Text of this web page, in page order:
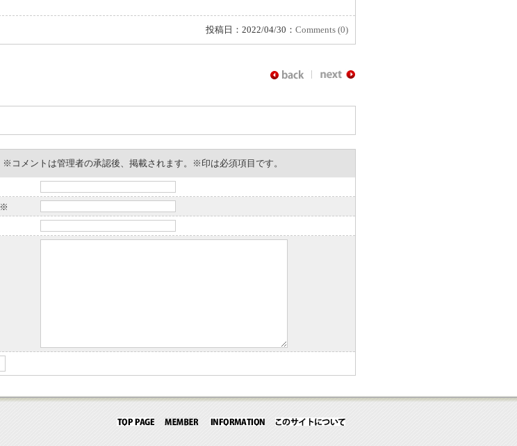
投稿日：2022/04/30： Comments (0)
※コメントは管理者の承認後、掲載されます。※印は必須項目です。
※